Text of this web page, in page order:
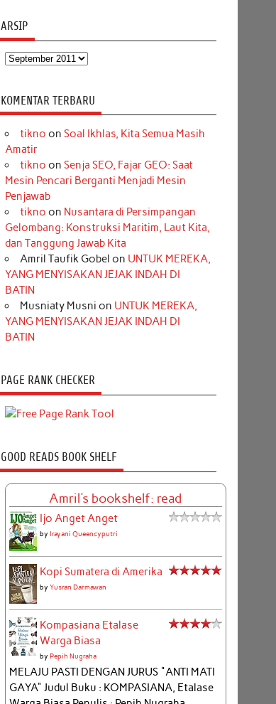
ARSIP
Arsip
KOMENTAR TERBARU
tikno on Soal Ikhlas, Kita Semua Masih
Amatir
tikno on Senja SEO, Fajar GEO: Saat
Mesin Pencari Berganti Menjadi Mesin
Penjawab
tikno on Nusantara di Persimpangan
Gelombang: Konstruksi Maritim, Laut Kita,
dan Tanggung Jawab Kita
Amril Taufik Gobel on UNTUK MEREKA,
YANG MENYISAKAN JEJAK INDAH DI
BATIN
Musniaty Musni on UNTUK MEREKA,
YANG MENYISAKAN JEJAK INDAH DI
BATIN
PAGE RANK CHECKER
GOOD READS BOOK SHELF
Amril's bookshelf: read
Ijo Anget Anget
by Irayani Queencyputri
Kopi Sumatera di Amerika
by Yusran Darmawan
Kompasiana Etalase
Warga Biasa
by Pepih Nugraha
MELAJU PASTI DENGAN JURUS "ANTI MATI
GAYA" Judul Buku : KOMPASIANA, Etalase